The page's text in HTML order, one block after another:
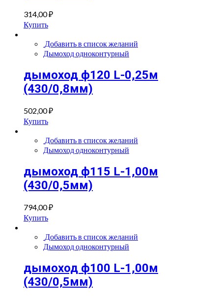
314,00₽
Купить
Добавить в список желаний
Дымоход одноконтурный
дымоход ф120 L-0,25м
(430/0,8мм)
502,00₽
Купить
Добавить в список желаний
Дымоход одноконтурный
дымоход ф115 L-1,00м
(430/0,5мм)
794,00₽
Купить
Добавить в список желаний
Дымоход одноконтурный
дымоход ф100 L-1,00м
(430/0,5мм)